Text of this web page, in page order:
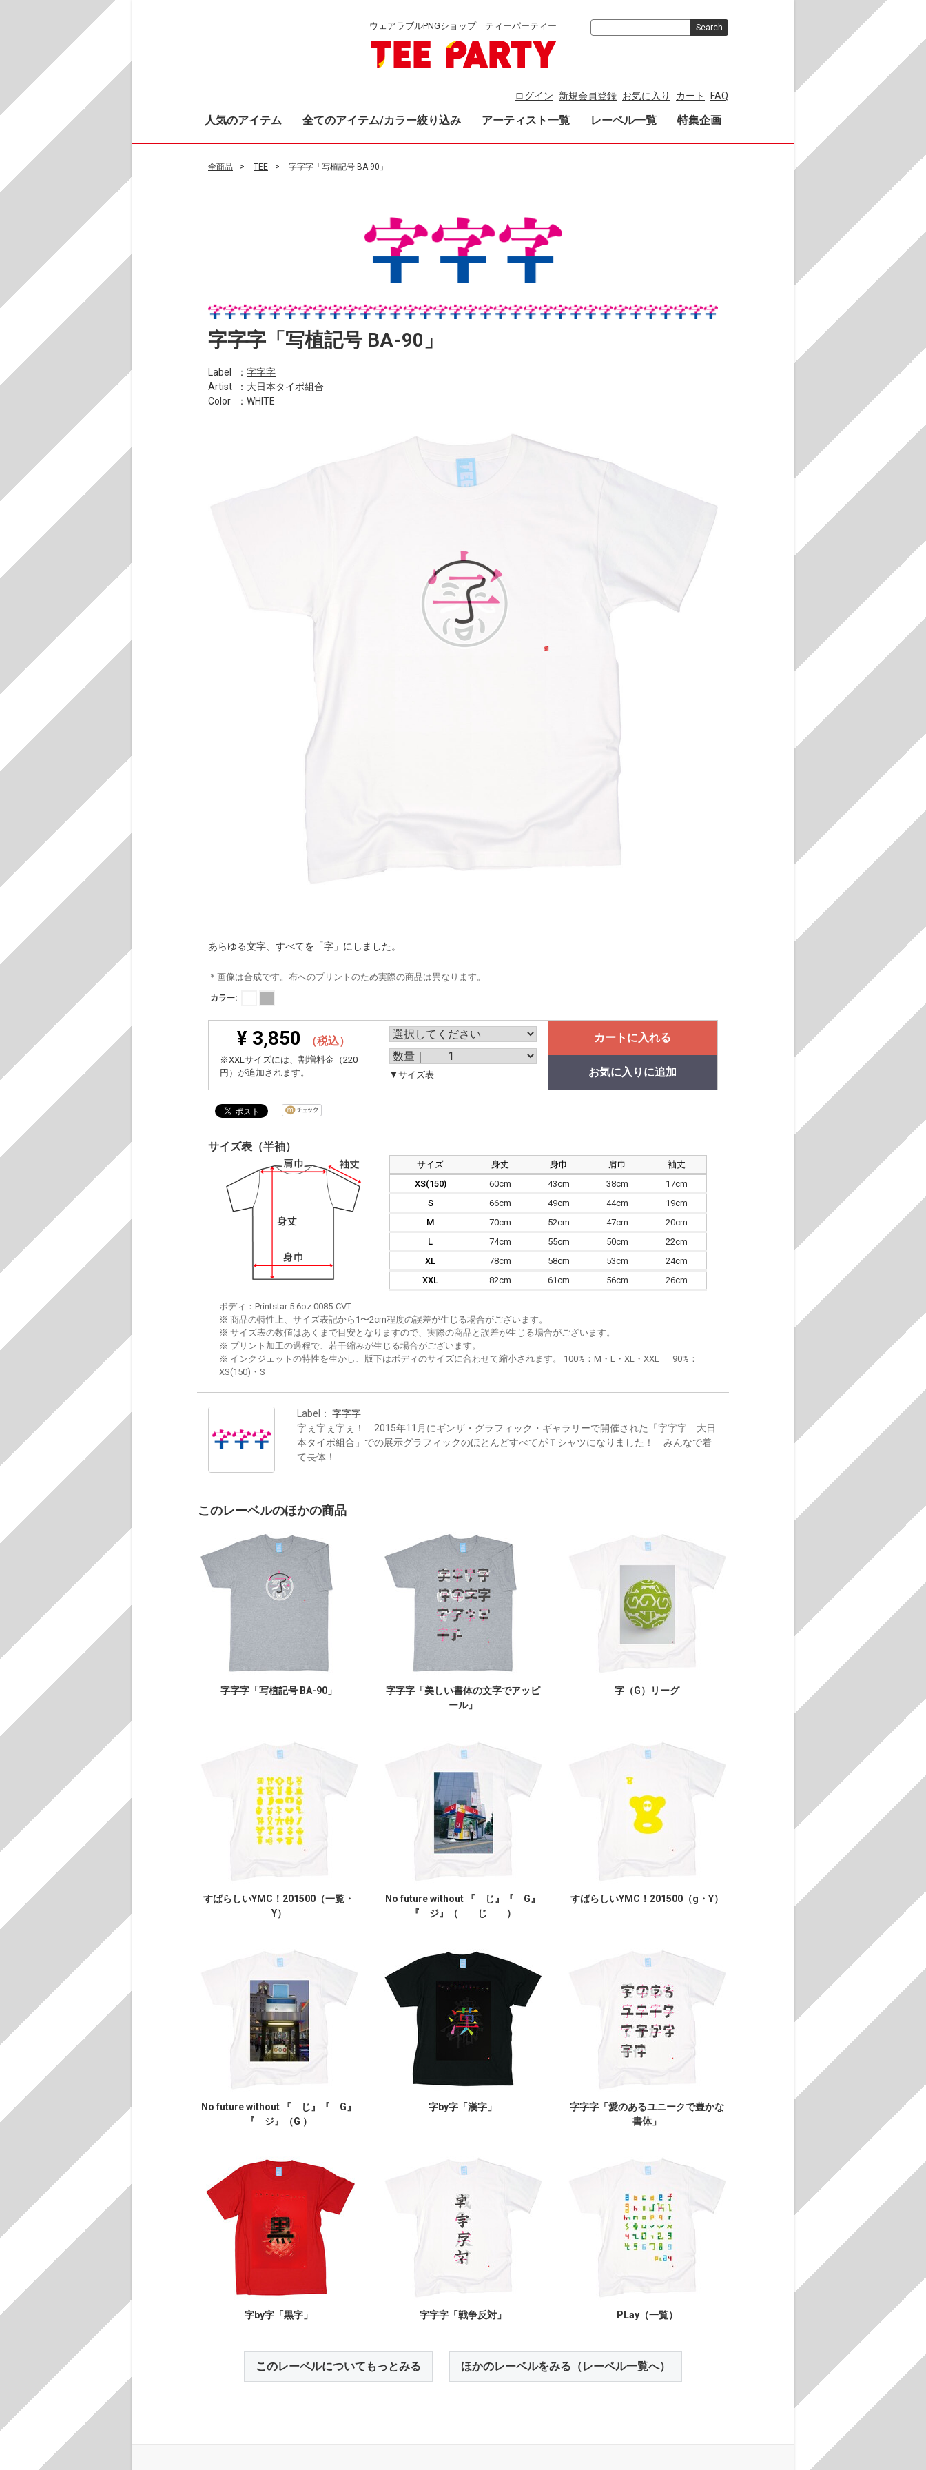
ウェアラブルPNGショップ ティーパーティー
ログイン 新規会員登録 お気に入り カート FAQ
人気のアイテム 全てのアイテム/カラー絞り込み アーティスト一覧 レーベル一覧 特集企画
Search
全商品 TEE 字字字「写植記号 BA-90」
字字字「写植記号 BA-90」
Label ： 字字字
Artist
： 大日本タイポ組合
Color
：WHITE
あらゆる文字、すべてを「字」にしました。
＊画像は合成です。布へのプリントのため実際の商品は異なります。
カラー:
¥ 3,850 （税込）
※XXLサイズには、割増料金（220
円）が追加されます。
▼サイズ表
カートに入れる
お気に入りに追加
サイズ表（半袖）
サイズ 身丈 身巾 肩巾
袖丈
XS(150)
60cm 43cm 38cm
17cm
S
66cm 49cm 44cm
19cm
M
70cm 52cm 47cm
20cm
L
74cm 55cm 50cm
22cm
XL
78cm 58cm 53cm
24cm
XXL
82cm 61cm 56cm 26cm
ボディ：Printstar 5.6oz 0085-CVT
※ 商品の特性上、サイズ表記から1〜2cm程度の誤差が生じる場合がございます。
※ サイズ表の数値はあくまで目安となりますので、実際の商品と誤差が生じる場合がございます。
※ プリント加工の過程で、若干縮みが生じる場合がございます。
※ インクジェットの特性を生かし、版下はボディのサイズに合わせて縮小されます。 100%：M・L・XL・XXL ｜ 90%：
XS(150)・S
Label： 字字字
字ぇ字ぇ字ぇ！ 2015年11月にギンザ・グラフィック・ギャラリーで開催された「字字字 大日
本タイポ組合」での展示グラフィックのほとんどすべてがＴシャツになりました！ みんなで着
て長体！
このレーベルのほかの商品
字字字「写植記号 BA-90」
字字字「美しい書体の文字でアッピ
ール」
字（G）リーグ
すばらしいYMC！201500（一覧・
Y）
No future without 『 じ』『 G』
『 ジ』（ じ ）
すばらしいYMC！201500（g・Y）
No future without 『 じ』『 G』
『 ジ』（G ）
字by字「漢字」
字字字「愛のあるユニークで豊かな
書体」
字by字「黒字」 字字字「戦争反対」 PLay（一覧）
このレーベルについてもっとみる ほかのレーベルをみる（レーベル一覧へ）